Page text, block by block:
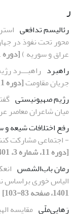
ر
رئالیسم تدافعی
محور تحت نفوذ در
عراق و سوریه )[دوره 11، شماره 1، 1401، صفحه 99-77]
راهبرد راهبـــرد
جریان مقاومت[دوره 11، شماره 2، 1401، صفحه 7-27]
رژیم صهیونیستی
میان شاعران معاصر
رفع اختلافات شیعه و
- اجتماعی مشارکت
[دوره 11، شماره 3، 1401، صفحه 153-176]
رمان باب‌الشمس
الیاس خوری براساس
1401، صفحه 83-103]
رَهایی‌ملّی مقایسه